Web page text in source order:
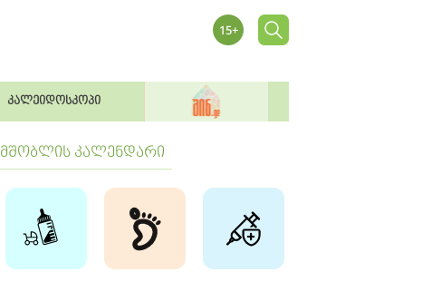
კალეიდოსკოპი
მშობლის კალენდარი